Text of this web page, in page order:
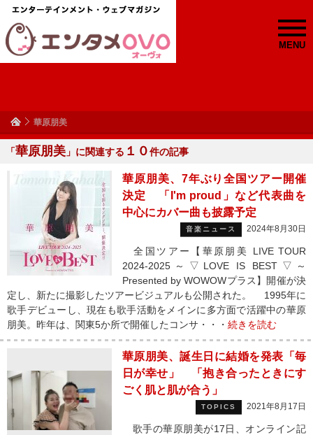
MENU
華原朋美
「華原朋美 」に関連する １０件の記事
華原朋美、7年ぶり全国ツアー開催
決定 「I'm proud」など代表曲を
中心にカバー曲も披露予定
音楽ニュース 2024年8月30日
全国ツアー【華原朋美 LIVE TOUR
2024-2025～▽LOVE IS BEST▽～
Presented by WOWOWプラス】開催が決
定し、新たに撮影したツアービジュアルも公開された。 1995年に
歌手デビューし、現在も歌手活動をメインに多方面で活躍中の華原
朋美。昨年は、関東5か所で開催したコンサ・・・ 続きを読む
華原朋美、誕生日に結婚を発表「毎
日が幸せ」 「抱き合ったときにす
ごく肌と肌が合う」
TOPICS 2021年8月17日
歌手の華原朋美が17日、オンライン記